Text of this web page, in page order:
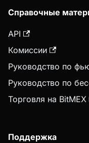
Справочные
API
Комиссии
Руководство по
Руководство по
Торговля на BitMEX
Поддержка